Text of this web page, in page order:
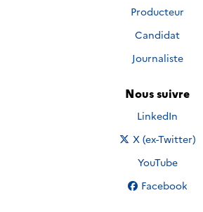
Producteur
Candidat
Journaliste
Nous suivre
Nous suivre sur
LinkedIn
Nous suivre sur
X (ex-Twitter)
Nous suivre sur
YouTube
Nous suivre sur
Facebook